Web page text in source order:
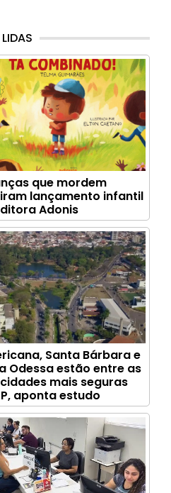
que mordem
lançamento infantil
Adonis
Santa Bárbara e
Odessa estão entre as
mais seguras
aponta estudo